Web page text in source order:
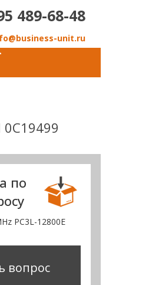
489-68-48
unit.ru
по
PC3L-12800E
вопрос